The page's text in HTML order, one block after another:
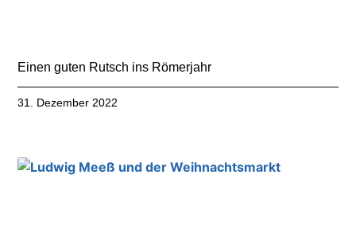
Einen guten Rutsch ins Römerjahr
31. Dezember 2022